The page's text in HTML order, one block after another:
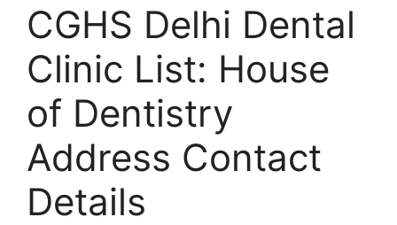
CGHS Delhi Dental
Clinic List: House
of Dentistry
Address Contact
Details